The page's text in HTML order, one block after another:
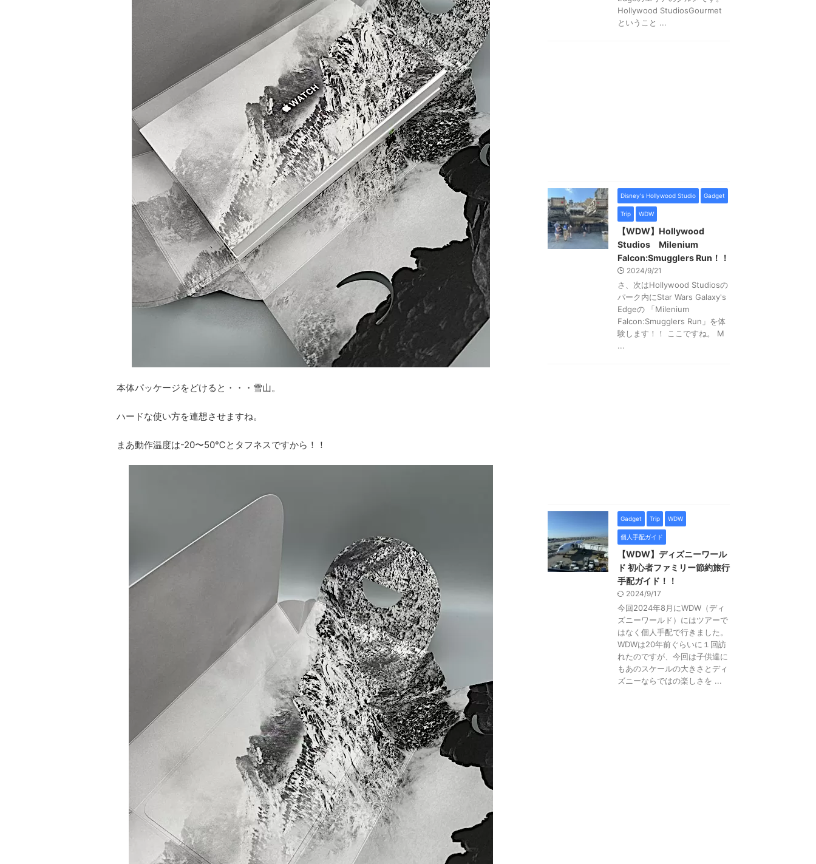
本体パッケージをどけると・・・雪山。
ハードな使い方を連想させますね。
まあ動作温度は-20〜50℃とタフネスですから！！
Hollywood StudiosGourmet
ということ ...
Disney's Hollywood Studio Gadget
Trip WDW
【WDW】Hollywood
Studios Milenium
Falcon:Smugglers Run！！
2024/9/21
さ、次はHollywood Studiosの
パーク内にStar Wars Galaxy's
Edgeの 「Milenium
Falcon:Smugglers Run」を体
験します！！ ここですね。 M
...
Gadget Trip WDW
個人手配ガイド
【WDW】ディズニーワール
ド 初心者ファミリー節約旅行
手配ガイド！！
2024/9/17
今回2024年8月にWDW（ディ
ズニーワールド）にはツアーで
はなく個人手配で行きました。
WDWは20年前ぐらいに１回訪
れたのですが、今回は子供達に
もあのスケールの大きさとディ
ズニーならではの楽しさを ...